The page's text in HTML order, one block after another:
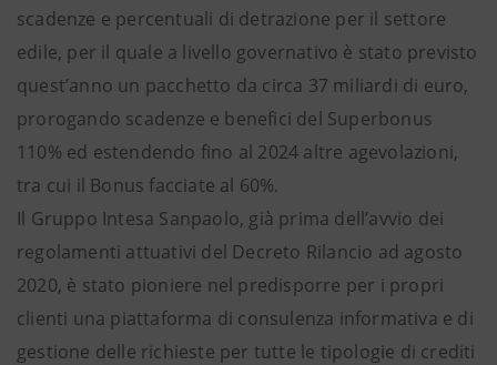
scadenze e percentuali di detrazione per il settore
edile, per il quale a livello governativo è stato previsto
quest’anno un pacchetto da circa 37 miliardi di euro,
prorogando scadenze e benefici del Superbonus
110% ed estendendo fino al 2024 altre agevolazioni,
tra cui il Bonus facciate al 60%.
Il Gruppo Intesa Sanpaolo, già prima dell’avvio dei
regolamenti attuativi del Decreto Rilancio ad agosto
2020, è stato pioniere nel predisporre per i propri
clienti una piattaforma di consulenza informativa e di
gestione delle richieste per tutte le tipologie di crediti